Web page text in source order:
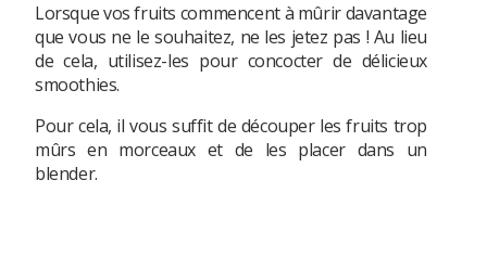
Lorsque vos fruits commencent à mûrir davantage
que vous ne le souhaitez, ne les jetez pas ! Au lieu
de cela, utilisez-les pour concocter de délicieux
smoothies.
Pour cela, il vous suffit de découper les fruits trop
mûrs en morceaux et de les placer dans un
blender.